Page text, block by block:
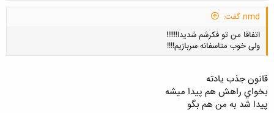
nmd گفت:
اتفاقا من تو فکرشم شدیدا!!!!!!
ولی خوب متاسفانه سربازیم!!!!
قانون جذب يادته
بخواي راهش هم پيدا ميشه
پيدا شد به من هم بگو